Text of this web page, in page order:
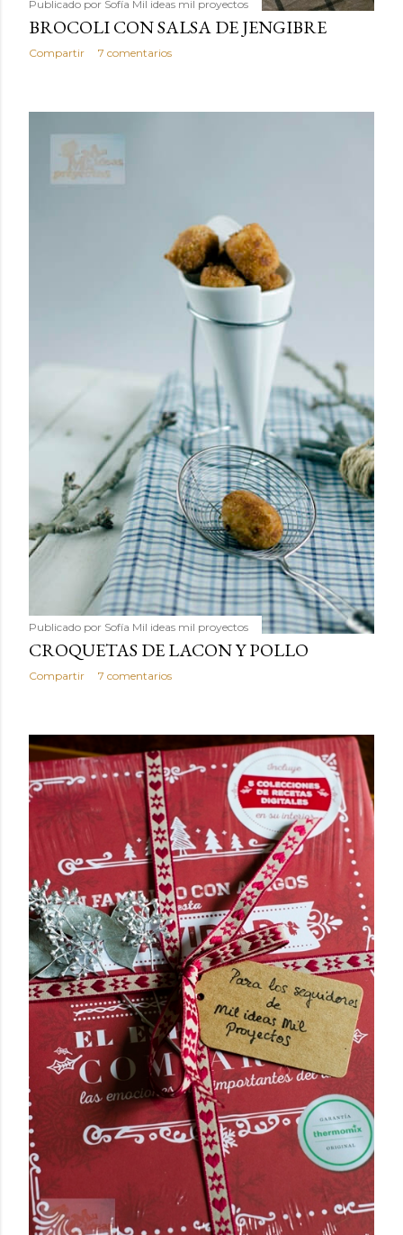
Publicado por Sofía Mil ideas mil proyectos
BROCOLI CON SALSA DE JENGIBRE
Compartir 7 comentarios
Publicado por Sofía Mil ideas mil proyectos
CROQUETAS DE LACON Y POLLO
Compartir 7 comentarios